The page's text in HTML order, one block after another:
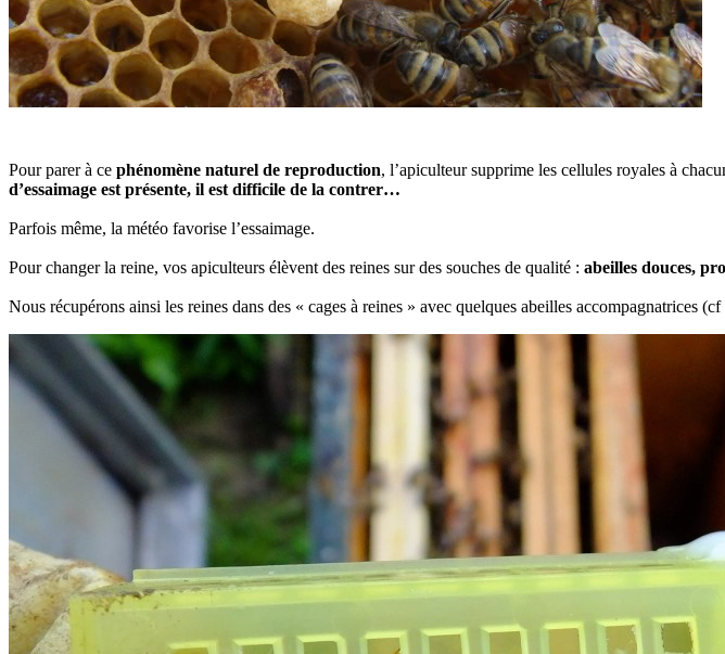
Pour parer à ce phénomène naturel de reproduction, l’apiculteur supprime les cellules royales à
d’essaimage est présente, il est difficile de la contrer…
Parfois même, la météo favorise l’essaimage.
Pour changer la reine, vos apiculteurs élèvent des reines sur des souches de qualité : abeilles douces,
Nous récupérons ainsi les reines dans des « cages à reines » avec quelques abeilles accompagnatrices